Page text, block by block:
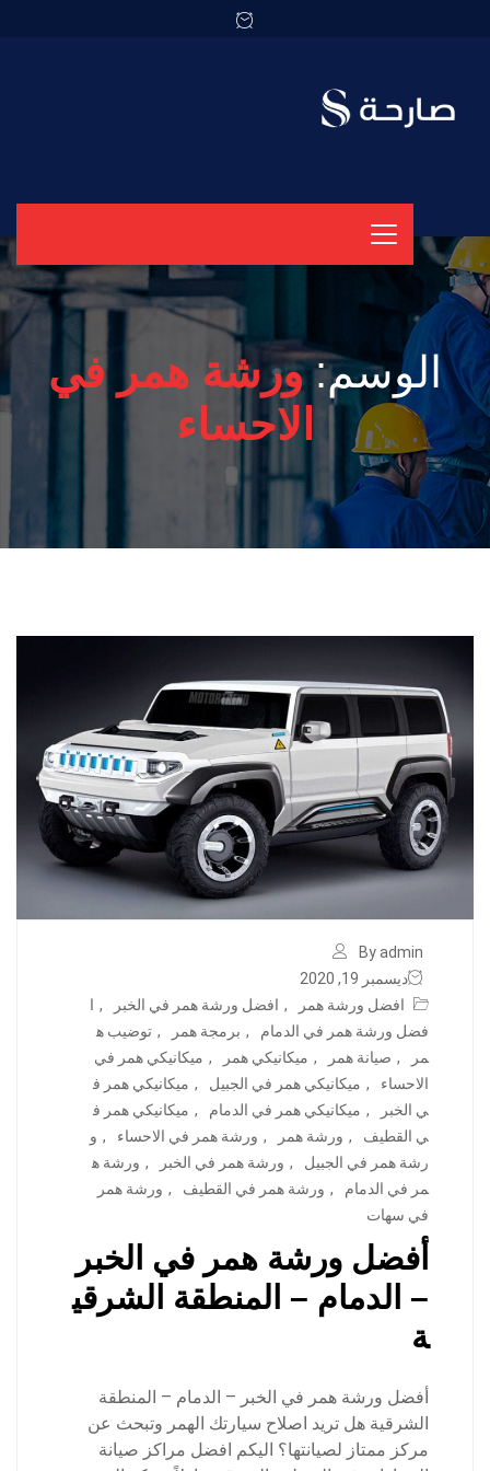
الوسم:ورشة همر في
الاحساء
By admin
ديسمبر 19, 2020
افضل ورشة همر
, افضل ورشة همر في الخبر , ا
فضل ورشة همر في الدمام
, برمجة همر , توضيب ه
مر
, صيانة همر , ميكانيكي همر , ميكانيكي همر في
الاحساء
, ميكانيكي همر في الجبيل , ميكانيكي همر ف
ي الخبر
, ميكانيكي همر في الدمام , ميكانيكي همر ف
ي القطيف
, ورشة همر , ورشة همر في الاحساء , و
رشة همر في الجبيل
, ورشة همر في الخبر , ورشة ه
مر في الدمام
, ورشة همر في القطيف , ورشة همر
في سهات
أفضل ورشة همر في الخبر
– الدمام – المنطقة الشرقي
ة
أفضل ورشة همر في الخبر – الدمام – المنطقة
الشرقية هل تريد اصلاح سيارتك الهمر وتبحث عن
مركز ممتاز لصيانتها؟ اليكم افضل مراكز صيانة